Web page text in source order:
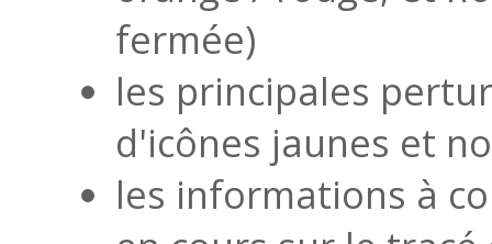
fermée)
les principales
d'icônes jaunes et
les informations à